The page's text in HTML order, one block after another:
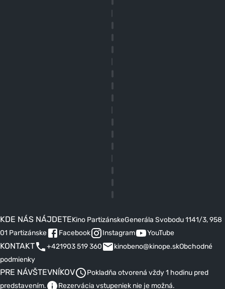
KDE NÁS NÁJDETEKino PartizánskeGenerála Svobodu 1141/3, 958
01 Partizánske
Facebook Instagram YouTube
KONTAKT +421903 519 360 kinobeno@kinope.skObchodné
podmienky
PRE NÁVŠTEVNÍKOV
Pokladňa otvorená vždy 1 hodinu pred
predstavením.
Rezervácia vstupeniek nie je možná.